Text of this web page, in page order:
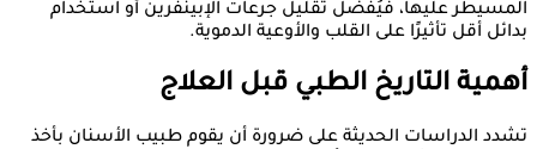
المسيطر عليها، فيُفضل تقليل جرعات الإبينفرين أو استخدام
بدائل أقل تأثيرًا على القلب والأوعية الدموية.
أهمية التاريخ الطبي قبل العلاج
تشدد الدراسات الحديثة على ضرورة أن يقوم طبيب الأسنان بأخذ